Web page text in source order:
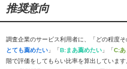
推奨意向
調査企業のサービス利用者に、「どの程度
とても薦めたい 」「B:まあ薦めたい 」「C:あ
階で評価をしてもらい比率を算出しています